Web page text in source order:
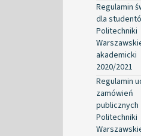
Regulamin
dla
Politechniki
akademicki
2020/2021
Regulamin
zamówień
publicznych
Politechniki